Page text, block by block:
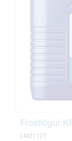
Frostlögur
LM21127